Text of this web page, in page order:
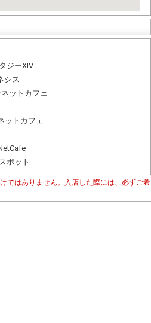
ジーXIV
シス
ットカフェ
ットカフェ
ポット
ではありません。入店した際には、必ずご希